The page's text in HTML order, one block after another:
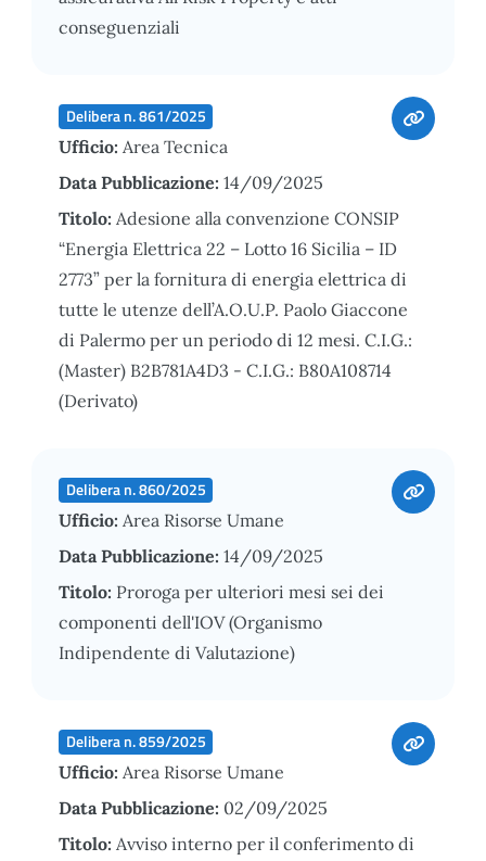
conseguenziali
Delibera n. 861/2025
Ufficio: Area Tecnica
Data Pubblicazione: 14/09/2025
Titolo: Adesione alla convenzione CONSIP
“Energia Elettrica 22 – Lotto 16 Sicilia – ID
2773” per la fornitura di energia elettrica di
tutte le utenze dell’A.O.U.P. Paolo Giaccone
di Palermo per un periodo di 12 mesi. C.I.G.:
(Master) B2B781A4D3 - C.I.G.: B80A108714
(Derivato)
Delibera n. 860/2025
Ufficio: Area Risorse Umane
Data Pubblicazione: 14/09/2025
Titolo: Proroga per ulteriori mesi sei dei
componenti dell'IOV (Organismo
Indipendente di Valutazione)
Delibera n. 859/2025
Ufficio: Area Risorse Umane
Data Pubblicazione: 02/09/2025
Titolo: Avviso interno per il conferimento di